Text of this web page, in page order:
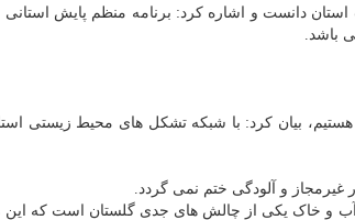
دانست و اشاره کرد: برنامه منظم پایش
باشد.
بیان کرد: با شبکه تشکل های محیط زیستی
و آلودگی ختم نمی گردد.
و خاک یکی از چالش های جدی گلستان است که این